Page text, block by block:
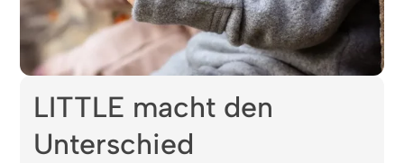
LITTLE macht den
Unterschied